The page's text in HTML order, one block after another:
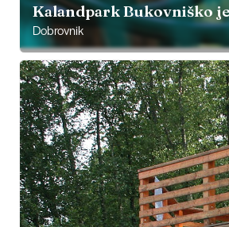
Kalandpark Bukovniško
Dobrovnik